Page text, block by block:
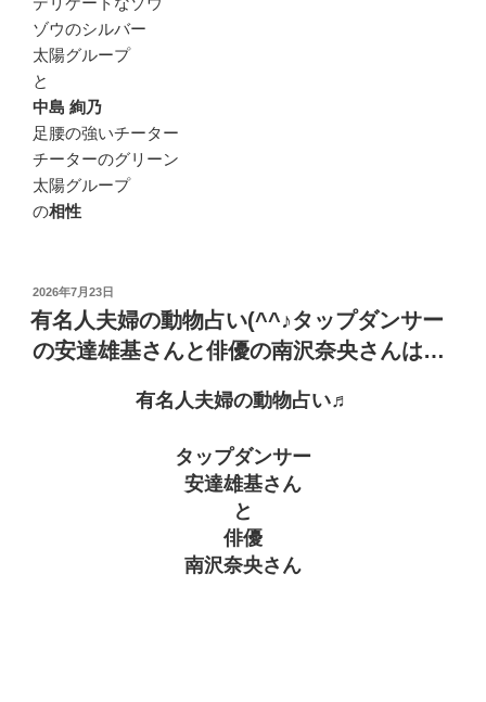
ゾウのシルバー
太陽グループ
と
中島 絢乃
足腰の強いチーター
チーターのグリーン
太陽グループ
の相性
投
稿
日:
2026年7月23日
有名人夫婦の動物占い(^^♪タップダンサー
の安達雄基さんと俳優の南沢奈央さんは…
有名人夫婦の動物占い♬
タップダンサー
安達雄基さん
と
俳優
南沢奈央さん